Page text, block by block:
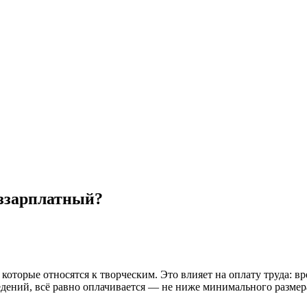
относятся к творческим. Это влияет на оплату труда:
всё равно оплачивается — не ниже минимального